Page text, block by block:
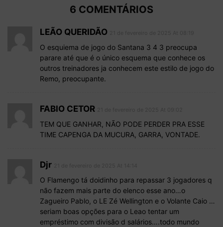
6 COMENTÁRIOS
LEÃO QUERIDÃO
O esquiema de jogo do Santana 3 4 3 preocupa
parare até que é o único esquema que conhece os
outros treinadores ja conhecem este estilo de jogo do
Remo, preocupante.
FABIO CETOR
TEM QUE GANHAR, NÃO PODE PERDER PRA ESSE
TIME CAPENGA DA MUCURA, GARRA, VONTADE.
Djr
O Flamengo tá doidinho para repassar 3 jogadores q
não fazem mais parte do elenco esse ano…o
Zagueiro Pablo, o LE Zé Wellington e o Volante Caio …
seriam boas opções para o Leao tentar um
empréstimo com divisão d salários….todo mundo